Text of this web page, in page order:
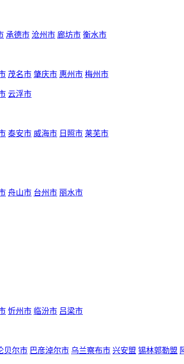
承德市 沧州市 廊坊市 衡水市
茂名市 肇庆市 惠州市 梅州市
云浮市
泰安市 威海市 日照市 莱芜市
舟山市 台州市 丽水市
忻州市 临汾市 吕梁市
贝尔市 巴彦淖尔市 乌兰察布市 兴安盟 锡林郭勒盟